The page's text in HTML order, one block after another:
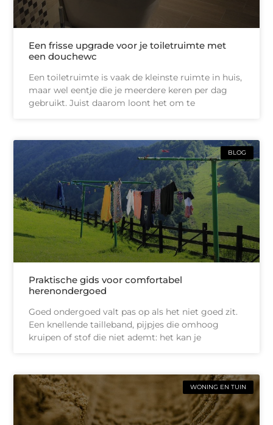
Een frisse upgrade voor je toiletruimte met
een douchewc
Een toiletruimte is vaak de kleinste ruimte in huis,
maar wel eentje die je meerdere keren per dag
gebruikt. Juist daarom loont het om te
BLOG
Praktische gids voor comfortabel
herenondergoed
Goed ondergoed valt pas op als het niet goed zit.
Een knellende tailleband, pijpjes die omhoog
kruipen of stof die niet ademt: het kan je
WONING EN TUIN